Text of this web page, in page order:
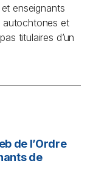
enseignants
autochtones et
titulaires d’un
de l’Ordre
de